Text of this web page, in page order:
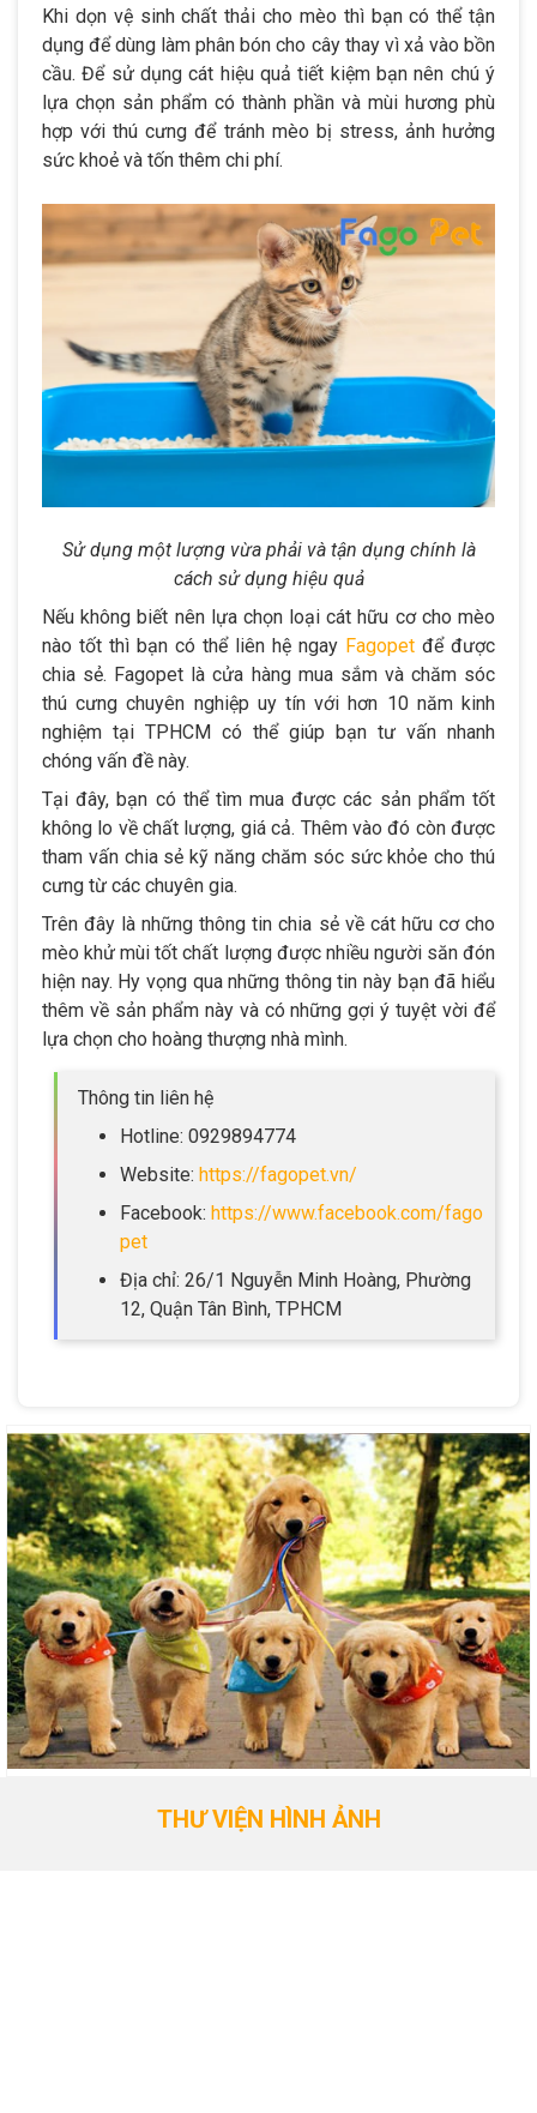
Khi dọn vệ sinh chất thải cho mèo thì bạn có thể tận
dụng để dùng làm phân bón cho cây thay vì xả vào bồn
cầu. Để sử dụng cát hiệu quả tiết kiệm bạn nên chú ý
lựa chọn sản phẩm có thành phần và mùi hương phù
hợp với thú cưng để tránh mèo bị stress, ảnh hưởng
sức khoẻ và tốn thêm chi phí.
Sử dụng một lượng vừa phải và tận dụng chính là
cách sử dụng hiệu quả
Nếu không biết nên lựa chọn loại cát hữu cơ cho mèo
nào tốt thì bạn có thể liên hệ ngay Fagopet để được
chia sẻ. Fagopet là cửa hàng mua sắm và chăm sóc
thú cưng chuyên nghiệp uy tín với hơn 10 năm kinh
nghiệm tại TPHCM có thể giúp bạn tư vấn nhanh
chóng vấn đề này.
Tại đây, bạn có thể tìm mua được các sản phẩm tốt
không lo về chất lượng, giá cả. Thêm vào đó còn được
tham vấn chia sẻ kỹ năng chăm sóc sức khỏe cho thú
cưng từ các chuyên gia.
Trên đây là những thông tin chia sẻ về cát hữu cơ cho
mèo khử mùi tốt chất lượng được nhiều người săn đón
hiện nay. Hy vọng qua những thông tin này bạn đã hiểu
thêm về sản phẩm này và có những gợi ý tuyệt vời để
lựa chọn cho hoàng thượng nhà mình.
Thông tin liên hệ
Hotline: 0929894774
Website: https://fagopet.vn/
Facebook: https://www.facebook.com/fago
pet
Địa chỉ: 26/1 Nguyễn Minh Hoàng, Phường
12, Quận Tân Bình, TPHCM
THƯ VIỆN HÌNH ẢNH